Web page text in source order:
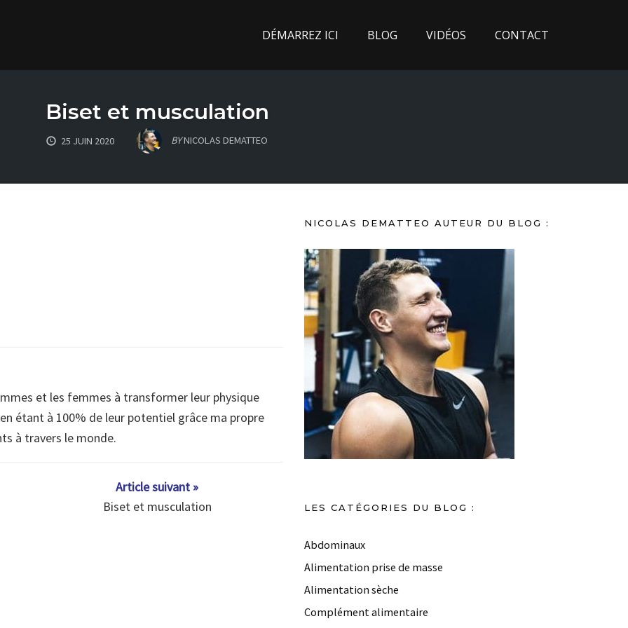
DÉMARREZ ICI BLOG VIDÉOS CONTACT
Biset et musculation
25 JUIN 2020 BYNICOLAS DEMATTEO
et les femmes à transformer leur physique
étant à 100% de leur potentiel grâce ma propre
à travers le monde.
Article suivant »
Biset et musculation
NICOLAS DEMATTEO AUTEUR DU BLOG :
LES CATÉGORIES DU BLOG :
Abdominaux
Alimentation prise de masse
Alimentation sèche
Complément alimentaire